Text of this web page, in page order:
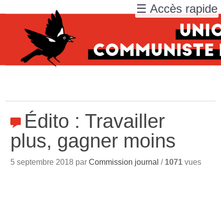
Édito : Travailler
plus, gagner moins
5 septembre 2018 parCommission journal / 1071 vues
☰ Accès rapide